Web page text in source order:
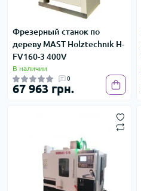
Фрезерный станок по
дереву MAST Holztechnik H-
FV160-3 400V
В наличии
0
67 963 грн.